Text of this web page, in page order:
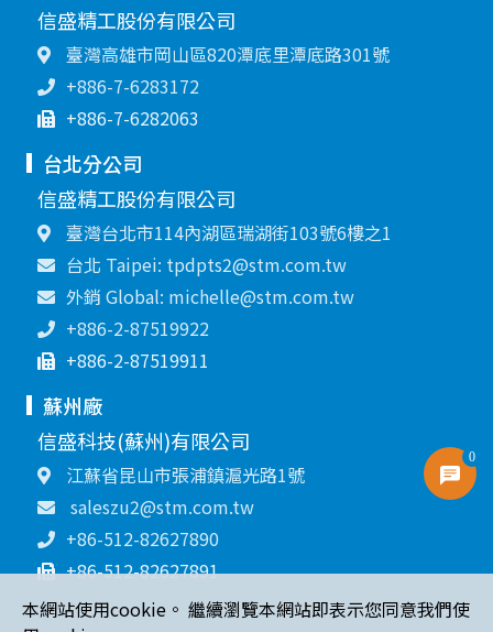
信盛精工股份有限公司
臺灣高雄市岡山區820潭底里潭底路301號
+886-7-6283172
+886-7-6282063
台北分公司
信盛精工股份有限公司
臺灣台北市114內湖區瑞湖街103號6樓之1
台北 Taipei: tpdpts2@stm.com.tw
外銷 Global: michelle@stm.com.tw
+886-2-87519922
+886-2-87519911
蘇州廠
信盛科技(蘇州)有限公司
江蘇省昆山市張浦鎮滬光路1號
saleszu2@stm.com.tw
+86-512-82627890
+86-512-82627891
本網站使用cookie。 繼續瀏覽本網站即表示您同意我們使
0